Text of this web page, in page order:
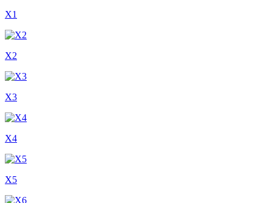
X1
X2
X3
X4
X5